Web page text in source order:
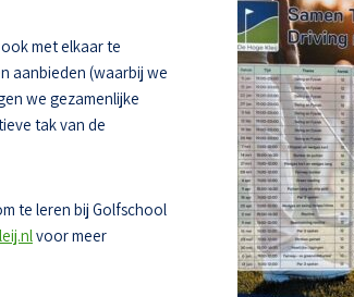
met elkaar te
aanbieden (waarbij we
we gezamenlijke
tak van de
te leren bij Golfschool
voor meer